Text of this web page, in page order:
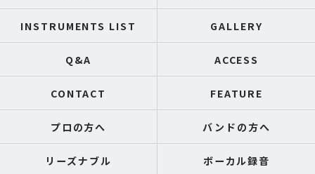
INSTRUMENTS LIST GALLERY
Q&A ACCESS
CONTACT FEATURE
プロの方へ バンドの方へ
リーズナブル ボーカル録音